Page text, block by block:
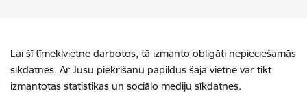
Lai šī tīmekļvietne darbotos, tā izmanto obligāti nepieciešamās
sīkdatnes. Ar Jūsu piekrišanu papildus šajā vietnē var tikt
izmantotas statistikas un sociālo mediju sīkdatnes.